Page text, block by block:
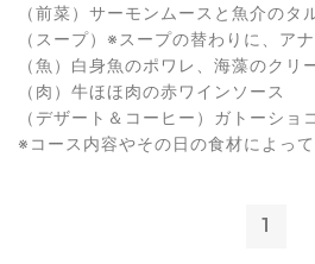
（前菜）サーモンムースと魚介のタ
（スープ）※スープの替わりに、ア
（魚）白身魚のポワレ、海藻のクリ
（肉）牛ほほ肉の赤ワインソース
（デザート＆コーヒー）ガトーショ
※コース内容やその日の食材によって
1